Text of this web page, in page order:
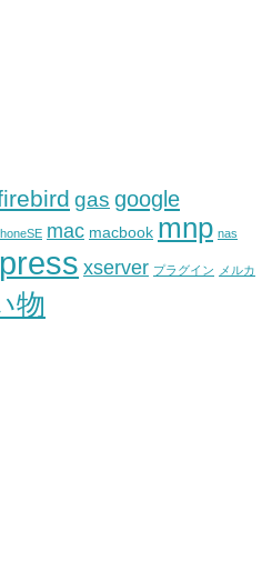
gas google
mac macbook mnp nas
xserver プラグイン メルカ
物